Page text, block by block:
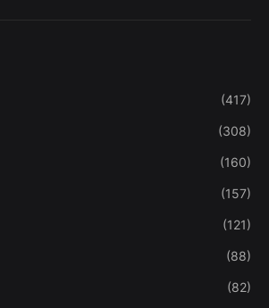
(417)
(308)
(160)
(157)
(121)
(88)
(82)